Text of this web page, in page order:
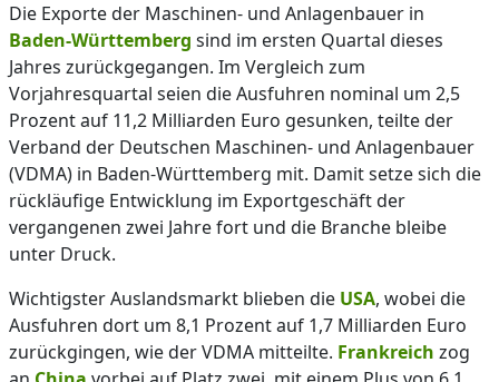
Die Exporte der Maschinen- und Anlagenbauer in
Baden-Württemberg sind im ersten Quartal dieses
Jahres zurückgegangen. Im Vergleich zum
Vorjahresquartal seien die Ausfuhren nominal um 2,5
Prozent auf 11,2 Milliarden Euro gesunken, teilte der
Verband der Deutschen Maschinen- und Anlagenbauer
(VDMA) in Baden-Württemberg mit. Damit setze sich die
rückläufige Entwicklung im Exportgeschäft der
vergangenen zwei Jahre fort und die Branche bleibe
unter Druck.
Wichtigster Auslandsmarkt blieben die USA, wobei die
Ausfuhren dort um 8,1 Prozent auf 1,7 Milliarden Euro
zurückgingen, wie der VDMA mitteilte. Frankreich zog